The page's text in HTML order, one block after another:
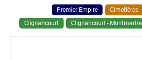
Premier Empire Cimetières
Clignancourt
Clignancourt - Montmartre